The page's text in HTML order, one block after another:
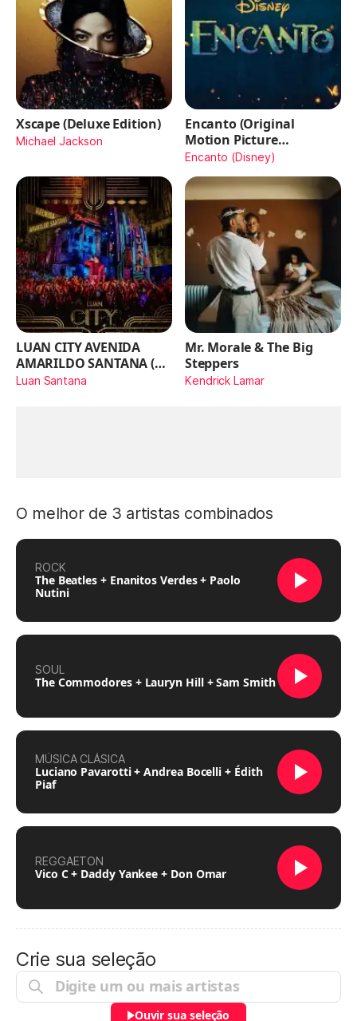
Xscape (Deluxe Edition)
Michael Jackson
Encanto (Original
Motion Picture
Soundtrack)
Encanto (Disney)
LUAN CITY AVENIDA
AMARILDO SANTANA (Ao
Vivo)
Luan Santana
Mr. Morale & The Big
Steppers
Kendrick Lamar
O melhor de 3 artistas combinados
ROCK
The Beatles + Enanitos Verdes + Paolo
Nutini
SOUL
The Commodores + Lauryn Hill + Sam Smith
MÚSICA CLÁSICA
Luciano Pavarotti + Andrea Bocelli + Édith
Piaf
REGGAETON
Vico C + Daddy Yankee + Don Omar
Crie sua seleção
Ouvir sua seleção